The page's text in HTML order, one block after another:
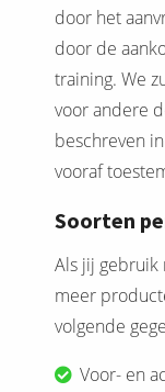
door het
door de
training. We
voor andere
beschreven
vooraf
Soorten
Als jij gebruik
meer
volgende
Voor- en